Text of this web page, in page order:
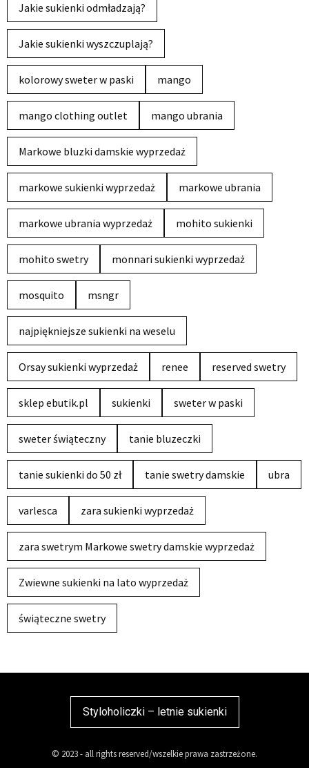
Jakie sukienki odmładzają?
Jakie sukienki wyszczuplają?
kolorowy sweter w paski mango
mango clothing outlet mango ubrania
Markowe bluzki damskie wyprzedaż
markowe sukienki wyprzedaż markowe ubrania
markowe ubrania wyprzedaż mohito sukienki
mohito swetry monnari sukienki wyprzedaż
mosquito msngr
najpiękniejsze sukienki na weselu
Orsay sukienki wyprzedaż renee reserved swetry
sklep ebutik.pl sukienki sweter w paski
sweter świąteczny tanie bluzeczki
tanie sukienki do 50 zł tanie swetry damskie ubra
varlesca zara sukienki wyprzedaż
zara swetrym Markowe swetry damskie wyprzedaż
Zwiewne sukienki na lato wyprzedaż
świąteczne swetry
Styloholiczki – letnie sukienki
© 2023 - all rights reserved/wszelkie prawa zastrzeżone.